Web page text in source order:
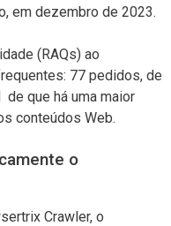
em dezembro de 2023.
(RAQs) ao
77 pedidos, de
que há uma maior
conteúdos Web.
o
Crawler, o